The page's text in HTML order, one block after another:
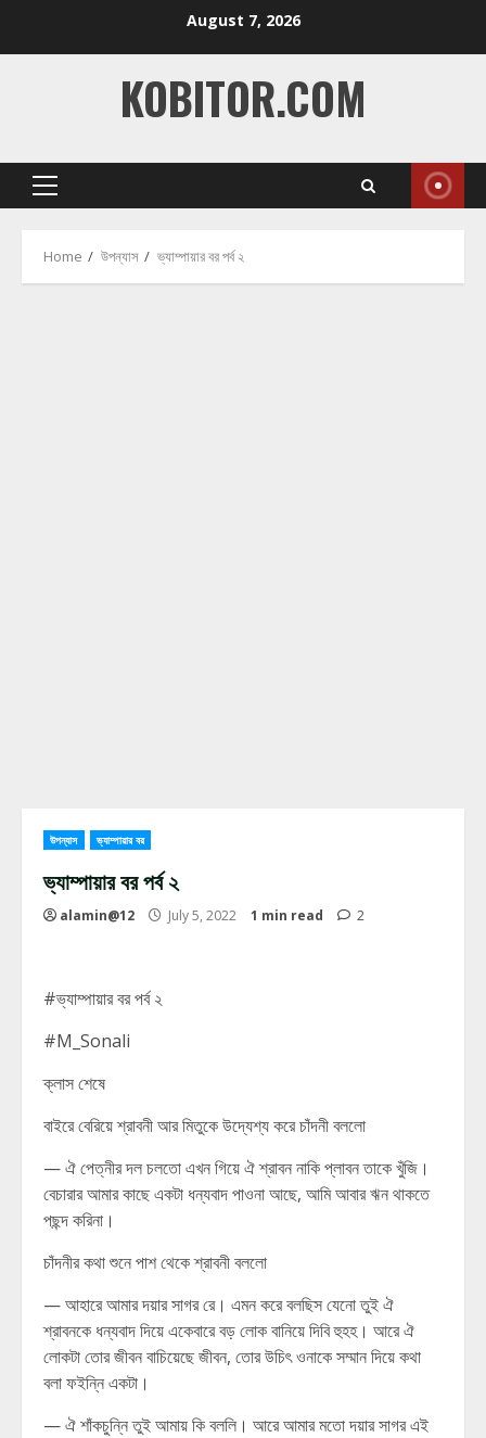
August 7, 2026
KOBITOR.COM
Primary
Home উপন্যাস ভ্যাম্পায়ার বর পর্ব ২
উপন্যাস ভ্যাম্পায়ার বর
ভ্যাম্পায়ার বর পর্ব ২
alamin@12 July 5, 2022 1 min read 2
#ভ্যাম্পায়ার বর পর্ব ২
#M_Sonali
ক্লাস শেষে
বাইরে বেরিয়ে শ্রাবনী আর মিতুকে উদ্যেশ্য করে চাঁদনী বললো
— ঐ পেত্নীর দল চলতো এখন গিয়ে ঐ শ্রাবন নাকি প্লাবন তাকে খুঁজি।
বেচারার আমার কাছে একটা ধন্যবাদ পাওনা আছে, আমি আবার ঋন থাকতে
পছন্দ করিনা।
চাঁদনীর কথা শুনে পাশ থেকে শ্রাবনী বললো
— আহারে আমার দয়ার সাগর রে। এমন করে বলছিস যেনো তুই ঐ
শ্রাবনকে ধন্যবাদ দিয়ে একেবারে বড় লোক বানিয়ে দিবি হুহহ। আরে ঐ
লোকটা তোর জীবন বাচিয়েছে জীবন, তোর উচিৎ ওনাকে সম্মান দিয়ে কথা
বলা ফইন্নি একটা।
— ঐ শাঁকচুন্নি তুই আমায় কি বললি। আরে আমার মতো দয়ার সাগর এই